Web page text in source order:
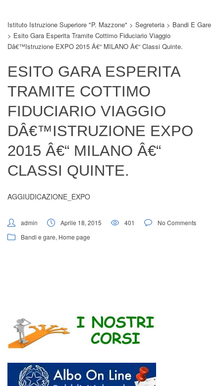
Potenziamoci
Digital Board
Istituto Istruzione Superiore "P. Mazzone" > Segreteria > Bandi E Gare
> Esito Gara Esperita Tramite Cottimo Fiduciario Viaggio
Dâ€™istruzione EXPO 2015 Â€“ MILANO Â€“ Classi Quinte.
ESITO GARA ESPERITA
TRAMITE COTTIMO
FIDUCIARIO VIAGGIO
DÂ€™ISTRUZIONE EXPO
2015 Â€“ MILANO Â€“
CLASSI QUINTE.
AGGIUDICAZIONE_EXPO
admin Aprile 18, 2015 401
No Comments
Bandi e gare, Home page